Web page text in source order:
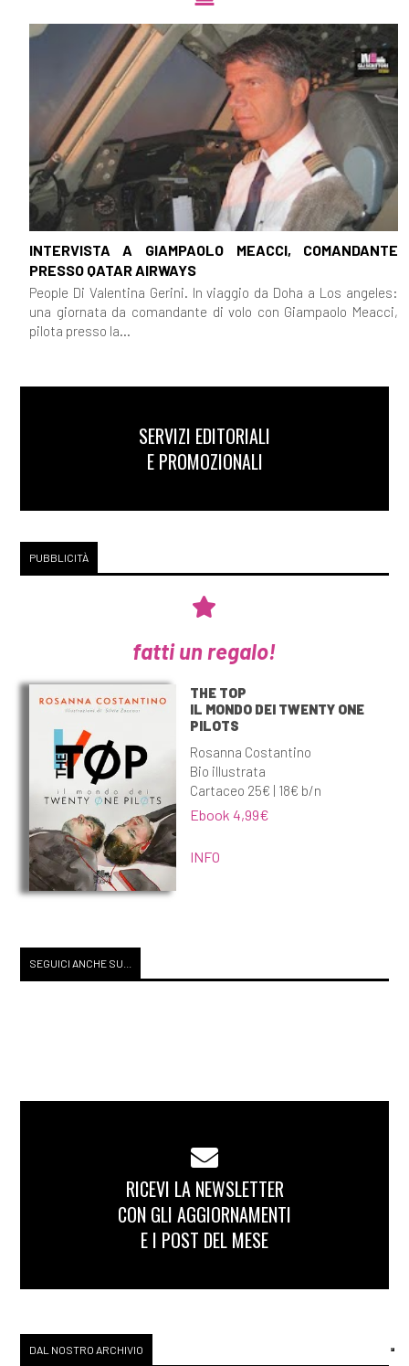
INTERVISTA A GIAMPAOLO MEACCI, COMANDANTE
PRESSO QATAR AIRWAYS
People Di Valentina Gerini. In viaggio da Doha a Los angeles:
una giornata da comandante di volo con Giampaolo Meacci,
pilota presso la...
SERVIZI EDITORIALI
E PROMOZIONALI
PUBBLICITÀ
fatti un regalo!
THE TOP
IL MONDO DEI TWENTY ONE
PILOTS
Rosanna Costantino
Bio illustrata
Cartaceo 25€ | 18€ b/n
Ebook 4,99€
INFO
SEGUICI ANCHE SU...
RICEVI LA NEWSLETTER
CON GLI AGGIORNAMENTI
E I POST DEL MESE
DAL NOSTRO ARCHIVIO